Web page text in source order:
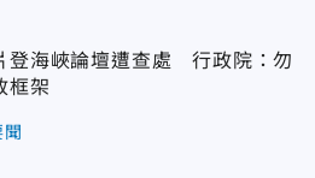
登海峽論壇遭查處 行政院：勿
框架
聞